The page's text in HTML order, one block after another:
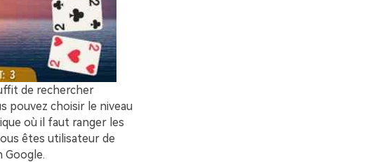
de rechercher
pouvez choisir le niveau
où il faut ranger les
êtes utilisateur de
Google.